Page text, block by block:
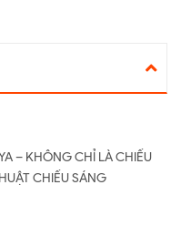
– KHÔNG CHỈ LÀ CHIẾU
CHIẾU SÁNG